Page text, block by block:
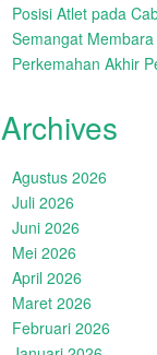
Posisi Atlet pada
Semangat
Perkemahan Akhir
Archives
Agustus 2026
Juli 2026
Juni 2026
Mei 2026
April 2026
Maret 2026
Februari 2026